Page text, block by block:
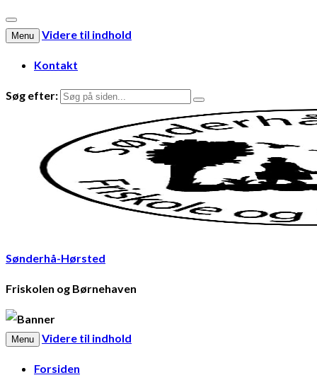
Menu Videre til indhold
Kontakt
Søg efter:
Sønderhå-Hørsted
Friskolen og Børnehaven
Menu Videre til indhold
Forsiden